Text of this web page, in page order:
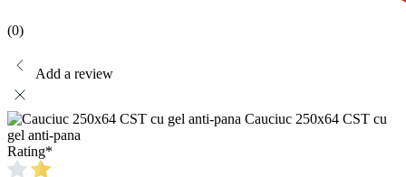
(0)
Add a review
Cauciuc 250x64 CST cu
gel anti-pana
Rating*